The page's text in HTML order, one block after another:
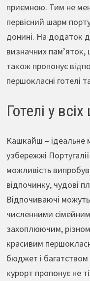
приємною. Тим не
первісний шарм
донині. На додаток
визначних
також пропонує
першокласні готелі
Готелі у
Кашкайш – ідеальне
узбережжі
можливість
відпочинку, чудові
Відпочиваючі
численними
захоплюючим,
красивим
бюджет і
курорт пропонує не